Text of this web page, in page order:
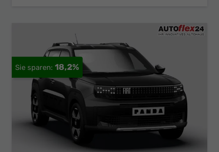
18,2%